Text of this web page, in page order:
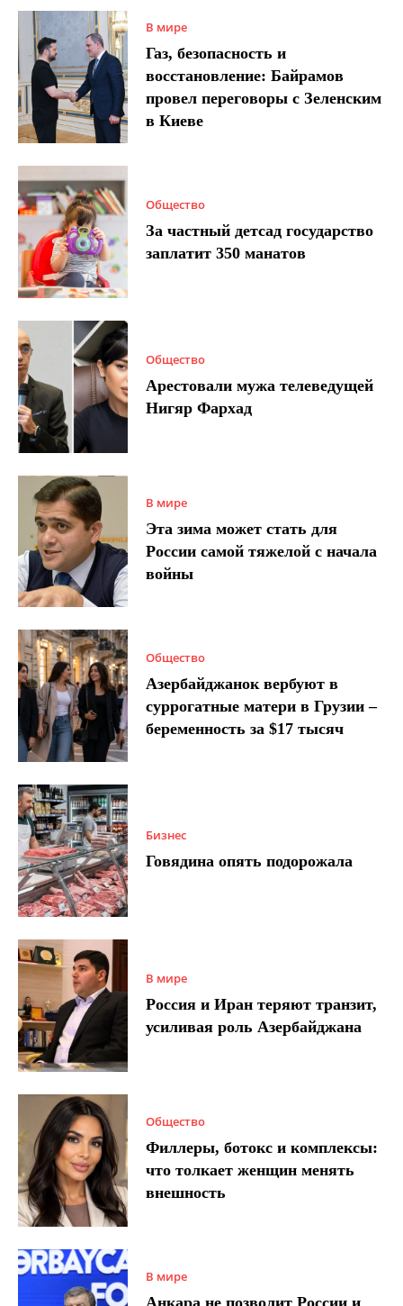
В мире
Газ, безопасность и
восстановление: Байрамов
провел переговоры с Зеленским
в Киеве
Общество
За частный детсад государство
заплатит 350 манатов
Общество
Арестовали мужа телеведущей
Нигяр Фархад
В мире
Эта зима может стать для
России самой тяжелой с начала
войны
Общество
Азербайджанок вербуют в
суррогатные матери в Грузии –
беременность за $17 тысяч
Бизнес
Говядина опять подорожала
В мире
Россия и Иран теряют транзит,
усиливая роль Азербайджана
Общество
Филлеры, ботокс и комплексы:
что толкает женщин менять
внешность
В мире